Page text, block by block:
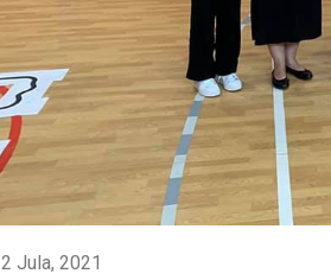
2 Jula, 2021